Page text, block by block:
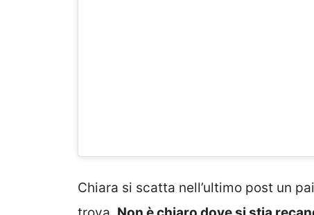
Chiara si scatta nell’ultimo post un